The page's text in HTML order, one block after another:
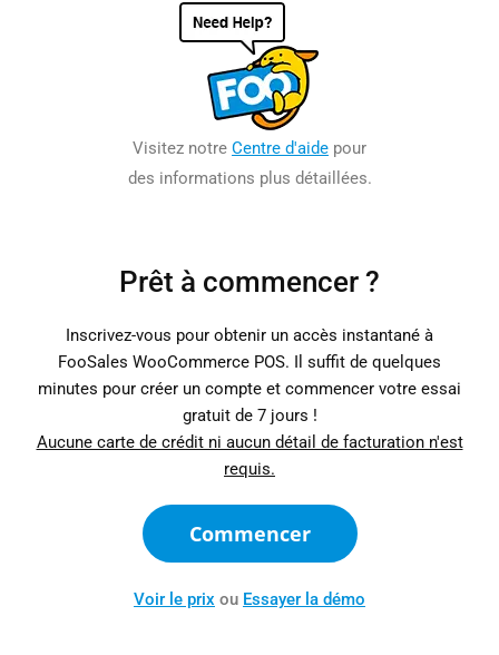
Visitez notre Centre d'aide pour
des informations plus détaillées.
Prêt à commencer ?
Inscrivez-vous pour obtenir un accès instantané à
FooSales WooCommerce POS. Il suffit de quelques
minutes pour créer un compte et commencer votre essai
gratuit de 7 jours !
Aucune carte de crédit ni aucun détail de facturation n'est
requis.
Commencer
Voir le prix ou Essayer la démo